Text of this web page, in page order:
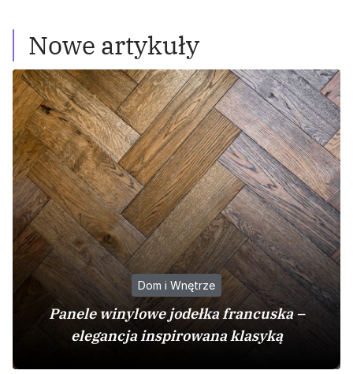
Nowe artykuły
Dom i Wnętrze
Panele winylowe jodełka francuska –
elegancja inspirowana klasyką